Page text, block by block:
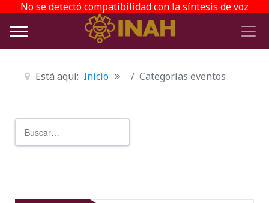
No se detectó compatibilidad con la síntesis de voz
Está aquí: Inicio Categorías eventos